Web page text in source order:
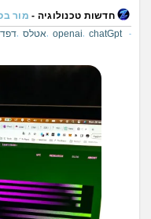
חדשות טכנולוגיה - מור
chatGpt
openai אטלס